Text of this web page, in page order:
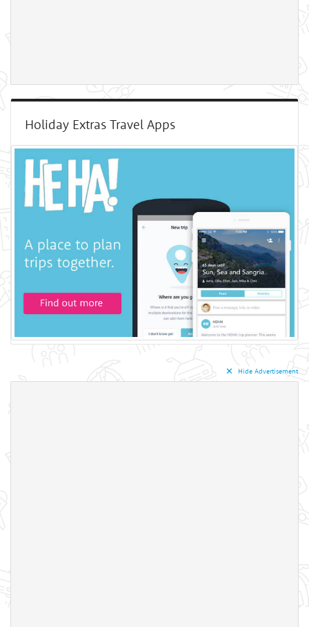
Holiday Extras Travel Apps
✕︎ Hide Advertisement